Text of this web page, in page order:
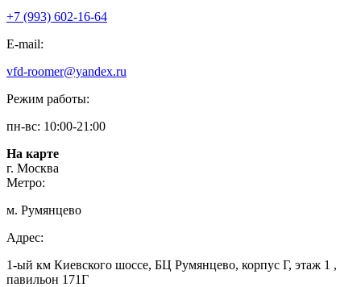
+7 (993) 602-16-64
E-mail:
vfd-roomer@yandex.ru
Режим работы:
пн-вс: 10:00-21:00
На карте
г. Москва
Метро:
м. Румянцево
Адрес:
1-ый км Киевского шоссе, БЦ Румянцево, корпус Г, этаж 1 ,
павильон 171Г